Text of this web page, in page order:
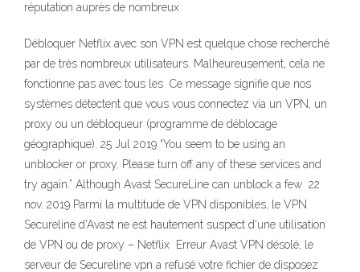
réputation auprès de nombreux
Débloquer Netflix avec son VPN est quelque chose recherché
par de très nombreux utilisateurs. Malheureusement, cela ne
fonctionne pas avec tous les Ce message signifie que nos
systèmes détectent que vous vous connectez via un VPN, un
proxy ou un débloqueur (programme de déblocage
géographique). 25 Jul 2019 “You seem to be using an
unblocker or proxy. Please turn off any of these services and
try again.” Although Avast SecureLine can unblock a few 22
nov. 2019 Parmi la multitude de VPN disponibles, le VPN
Secureline d'Avast ne est hautement suspect d'une utilisation
de VPN ou de proxy – Netflix Erreur Avast VPN désolé, le
serveur de Secureline vpn a refusé votre fichier de disposez